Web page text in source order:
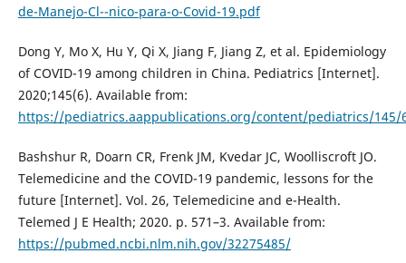
de-Manejo-Cl--nico-para-o-Covid-19.pdf
Dong Y, Mo X, Hu Y, Qi X, Jiang F, Jiang Z, et al. Epidemiology
of COVID-19 among children in China. Pediatrics [Internet].
2020;145(6). Available from:
https://pediatrics.aappublications.org/content/pediatrics/145/
Bashshur R, Doarn CR, Frenk JM, Kvedar JC, Woolliscroft JO.
Telemedicine and the COVID-19 pandemic, lessons for the
future [Internet]. Vol. 26, Telemedicine and e-Health.
Telemed J E Health; 2020. p. 571–3. Available from:
https://pubmed.ncbi.nlm.nih.gov/32275485/